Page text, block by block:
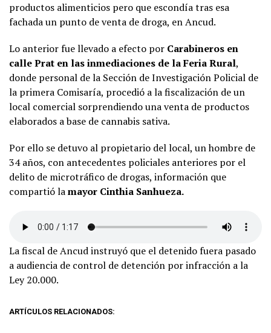
productos alimenticios pero que escondía tras esa
fachada un punto de venta de droga, en Ancud.
Lo anterior fue llevado a efecto por Carabineros en
calle Prat en las inmediaciones de la Feria Rural,
donde personal de la Sección de Investigación Policial de
la primera Comisaría, procedió a la fiscalización de un
local comercial sorprendiendo una venta de productos
elaborados a base de cannabis sativa.
Por ello se detuvo al propietario del local, un hombre de
34 años, con antecedentes policiales anteriores por el
delito de microtráfico de drogas, información que
compartió lamayor Cinthia Sanhueza.
La fiscal de Ancud instruyó que el detenido fuera pasado
a audiencia de control de detención por infracción a la
Ley 20.000.
ARTÍCULOS RELACIONADOS: